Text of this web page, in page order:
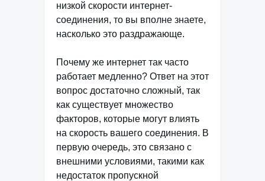
низкой скорости интернет-
соединения, то вы вполне знаете,
насколько это раздражающе.
Почему же интернет так часто
работает медленно? Ответ на этот
вопрос достаточно сложный, так
как существует множество
факторов, которые могут влиять
на скорость вашего соединения. В
первую очередь, это связано с
внешними условиями, такими как
недостаток пропускной